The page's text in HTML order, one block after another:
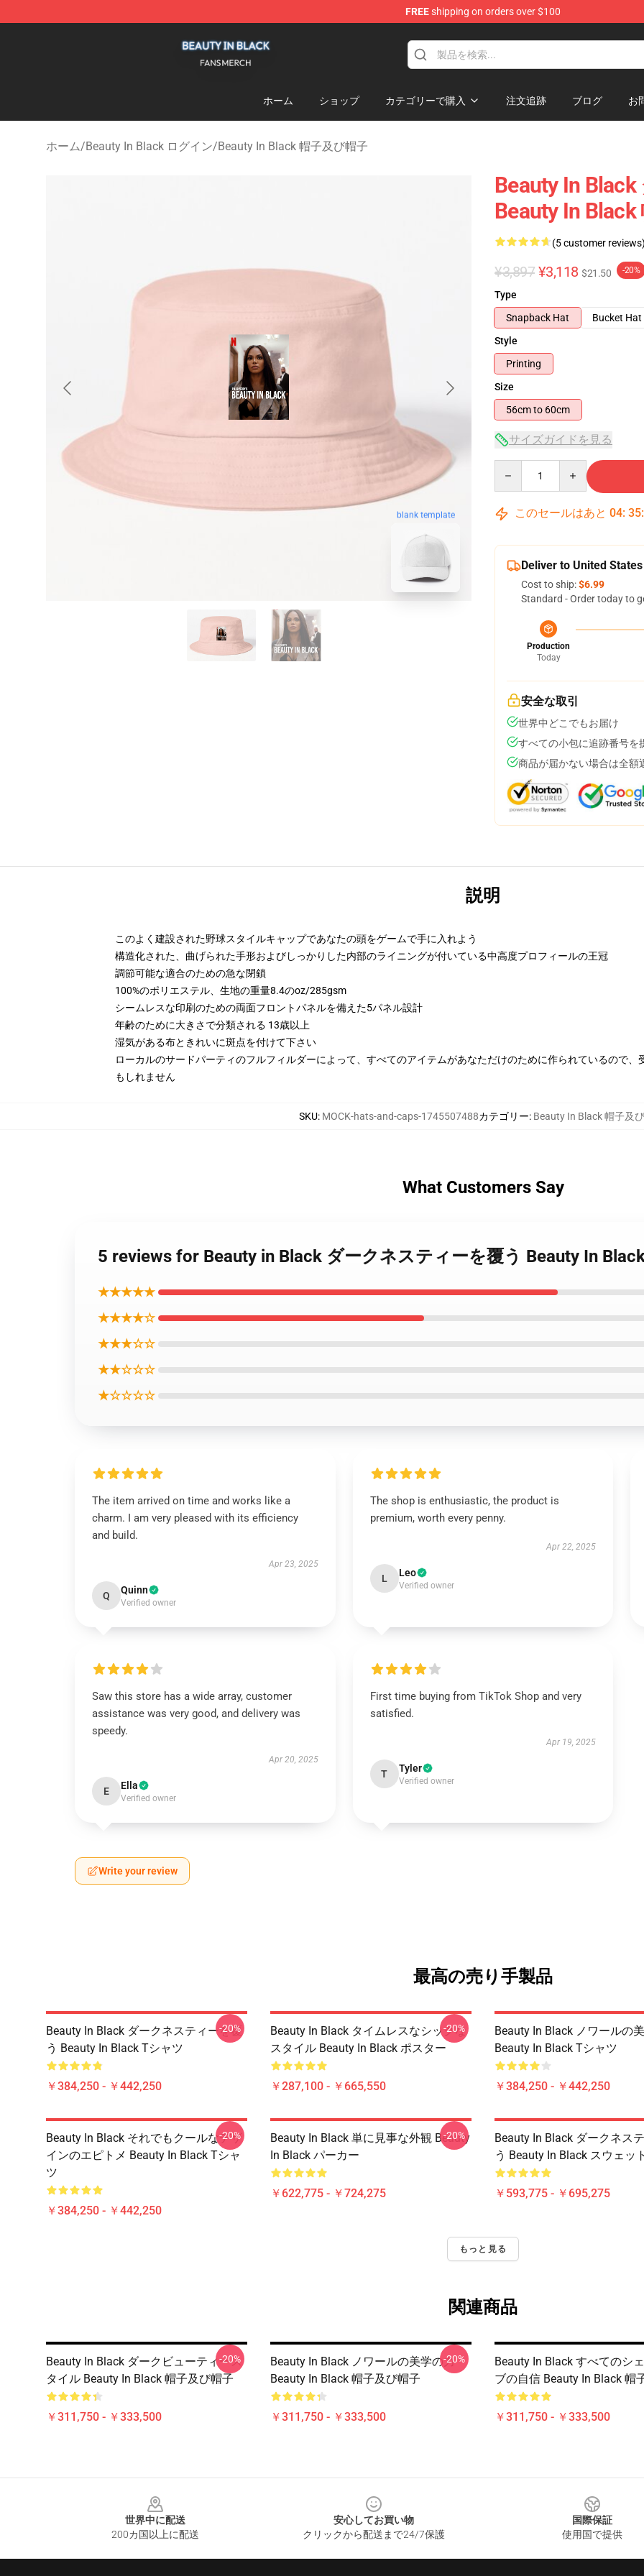
FREEshipping on orders over $100
ホーム ショップ カテゴリーで購入 注文追跡 ブログ お
ホーム/Beauty In Black ログイン/Beauty In Black 帽子及び帽子
blank template
Beauty In
Beauty In
(5 customer reviews)
¥3,897 ¥3,118 $21.50 -20%
Type
Snapback Hat
Bucket Hat
Style
Printing
Size
56cm to 60cm
サイズガイドを見る
このセールはあと 04: 35:
Deliver to United States
Cost to ship:$6.99
Standard - Order today to
Production
Today
安全な取引
世界中どこでもお届け
すべての小包に追跡番号を
商品が届かない場合は全額
説明
このよく建設された野球スタイルキャップであなたの頭をゲームで手に入れよう
構造化された、曲げられた手形およびしっかりした内部のライニングが付いている中高度プロフィールの王冠
調節可能な適合のための急な閉鎖
100%のポリエステル、生地の重量8.4のoz/285gsm
シームレスな印刷のための両面フロントパネルを備えた5パネル設計
年齢のために大きさで分類される 13歳以上
湿気がある布ときれいに斑点を付けて下さい
ローカルのサードパーティのフルフィルダーによって、すべてのアイテムがあなただけのために作られているので
もしれません
SKU: MOCK-hats-and-caps-1745507488カテゴリー: Beauty In Black 帽子及
What Customers Say
5 reviews for Beauty in Black ダークネスティーを覆う Beauty In
★★★★★
★★★★☆
★★★☆☆
★★☆☆☆
★☆☆☆☆
The item arrived on time and works like a
charm. I am very pleased with its efficiency
and build.
Apr 23, 2025
Q Quinn
Verified owner
The shop is enthusiastic, the product is
premium, worth every penny.
Apr 22, 2025
L Leo
Verified owner
Saw this store has a wide array, customer
assistance was very good, and delivery was
speedy.
Apr 20, 2025
E Ella
Verified owner
First time buying from TikTok Shop and very
satisfied.
Apr 19, 2025
T Tyler
Verified owner
Write your review
最高の売り手製品
Beauty In Black ダークネスティーを覆
う Beauty In Black Tシャツ
￥384,250 - ￥442,250
-20%
Beauty In Black タイムレスなシックな
スタイル Beauty In Black ポスター
￥287,100 - ￥665,550
-20%
Beauty In Black ノワールの
Beauty In Black Tシャツ
￥384,250 - ￥442,250
Beauty In Black それでもクールなデザ
インのエピトメ Beauty In Black Tシャ
ツ
￥384,250 - ￥442,250
-20%
Beauty In Black 単に見事な外観 Beauty
In Black パーカー
￥622,775 - ￥724,275
-20%
Beauty In Black ダークネス
う Beauty In Black スウェッ
￥593,775 - ￥695,275
もっと見る
関連商品
Beauty In Black ダークビューティース
タイル Beauty In Black 帽子及び帽子
￥311,750 - ￥333,500
-20%
Beauty In Black ノワールの美学の力
Beauty In Black 帽子及び帽子
￥311,750 - ￥333,500
-20%
Beauty In Black すべてのシ
ブの自信 Beauty In Black 帽
￥311,750 - ￥333,500
世界中に配送
200カ国以上に配送
安心してお買い物
クリックから配送まで24/7保護
国際保証
使用国で提供